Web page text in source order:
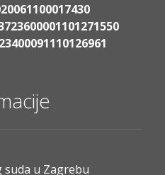
u Zagrebu